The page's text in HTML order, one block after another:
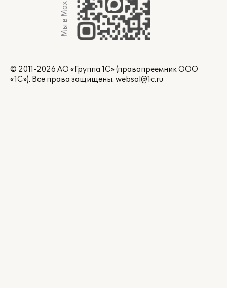
Мы в Max
© 2011-2026 АО «Группа 1С» (правопреемник ООО
«1С»). Все права защищены. websol@1c.ru